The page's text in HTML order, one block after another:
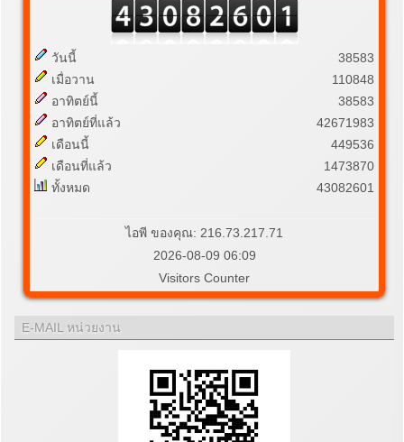
วันนี้
เมื่อวาน
อาทิตย์นี้
อาทิตย์ที่แล้ว
เดือนนี้
เดือนที่แล้ว
ทั้งหมด
38583
110848
38583
42671983
449536
1473870
43082601
ไอพี ของคุณ: 216.73.217.71
2026-08-09 06:09
Visitors Counter
E-MAIL หน่วยงาน